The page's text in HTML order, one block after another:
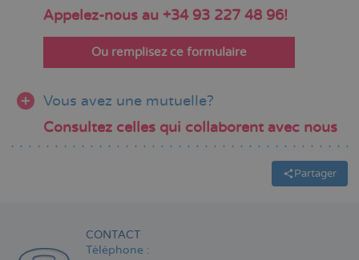
Appelez-nous au +34 93 227 48 96!
Ou remplisez ce formulaire
Vous avez une mutuelle?
Consultez celles qui collaborent avec nous
Partager
CONTACT
Téléphone :